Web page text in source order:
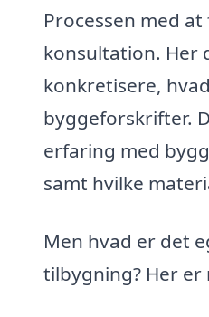
Processen med
konsultation. Her
konkretisere,
byggeforskrifter.
erfaring med
samt hvilke
Men hvad er det
tilbygning? Her